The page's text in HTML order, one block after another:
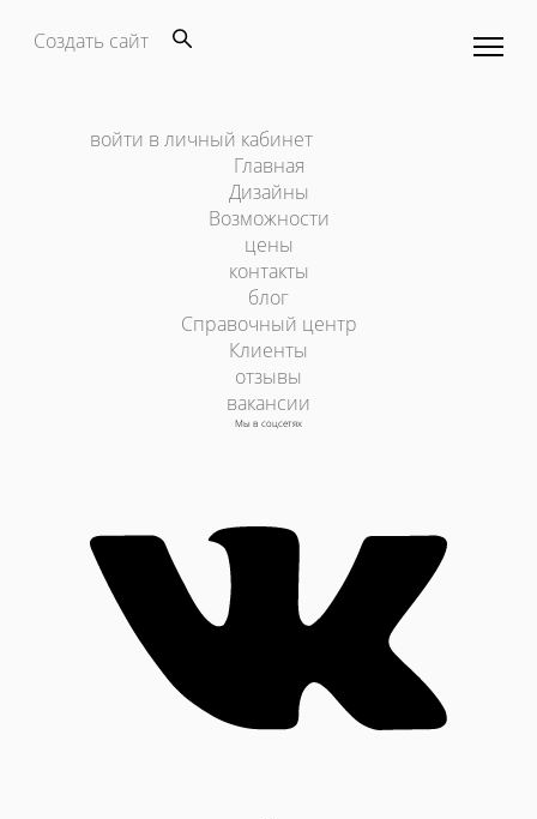
Создать сайт
войти в личный кабинет
Главная
Дизайны
Возможности
цены
контакты
блог
Справочный центр
Клиенты
отзывы
вакансии
Мы в соцсетях